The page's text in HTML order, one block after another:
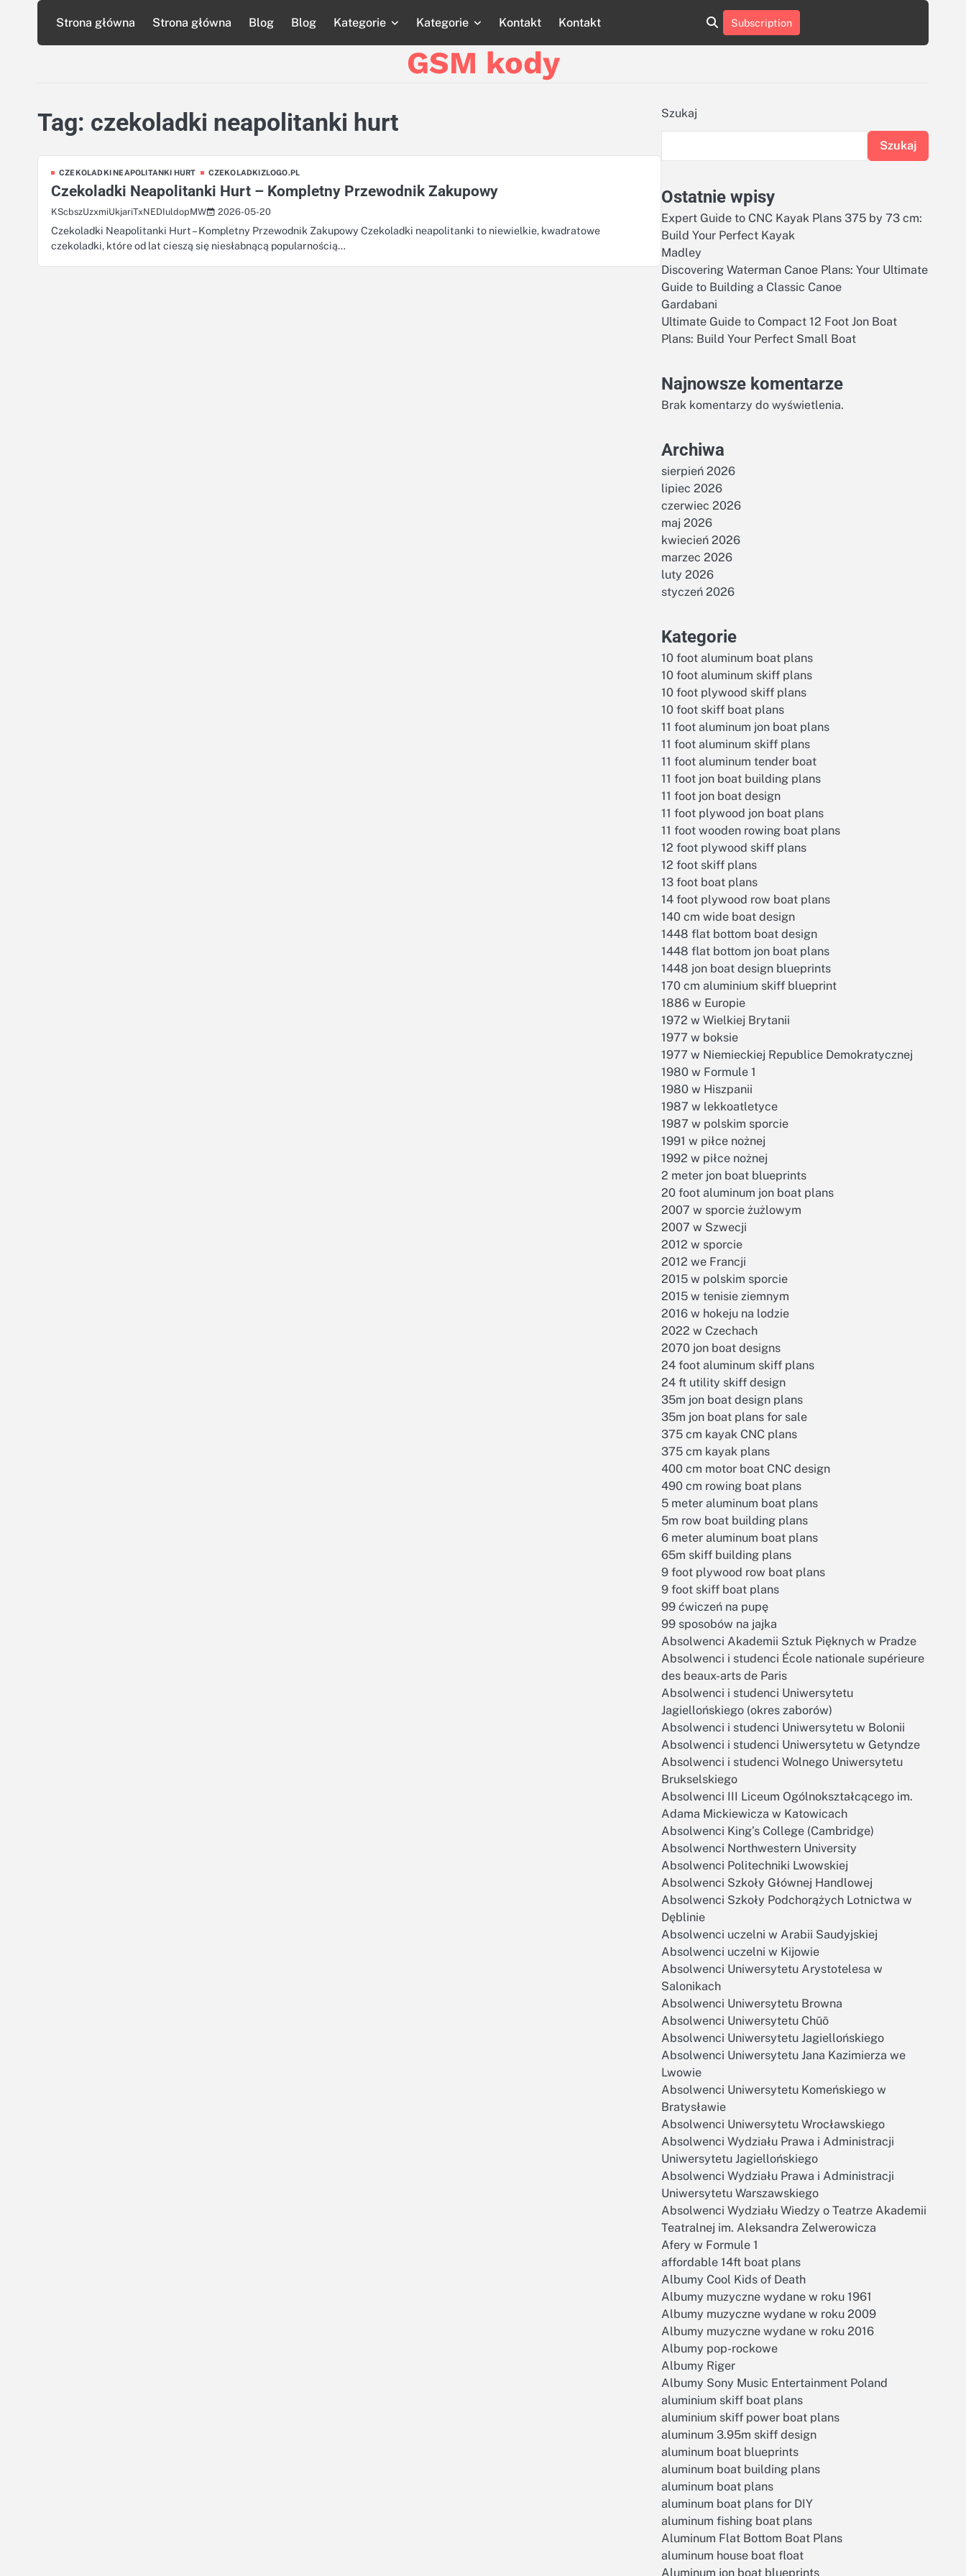
content
Strona główna Strona główna Blog Blog Kategorie Kategorie Kontakt Kontakt
główna
główna
aluminumboatplans.com
aluminumboatplans.com
Kontakt
Kontakt
Subscription
GSM kody
Tag: czekoladki neapolitanki hurt
CZEKOLADKI NEAPOLITANKI HURT CZEKOLADKIZLOGO.PL
Czekoladki Neapolitanki Hurt – Kompletny Przewodnik Zakupowy
KScbszUzxmiUkjariTxNEDIuldopMW 2026-05-20
Czekoladki Neapolitanki Hurt – Kompletny Przewodnik Zakupowy Czekoladki neapolitanki to niewielkie, kwadratowe
czekoladki, które od lat cieszą się niesłabnącą popularnością…
Szukaj
Szukaj
Ostatnie wpisy
Expert Guide to CNC Kayak Plans 375 by 73 cm:
Build Your Perfect Kayak
Madley
Discovering Waterman Canoe Plans: Your Ultimate
Guide to Building a Classic Canoe
Gardabani
Ultimate Guide to Compact 12 Foot Jon Boat
Plans: Build Your Perfect Small Boat
Najnowsze komentarze
Brak komentarzy do wyświetlenia.
Archiwa
sierpień 2026
lipiec 2026
czerwiec 2026
maj 2026
kwiecień 2026
marzec 2026
luty 2026
styczeń 2026
Kategorie
10 foot aluminum boat plans
10 foot aluminum skiff plans
10 foot plywood skiff plans
10 foot skiff boat plans
11 foot aluminum jon boat plans
11 foot aluminum skiff plans
11 foot aluminum tender boat
11 foot jon boat building plans
11 foot jon boat design
11 foot plywood jon boat plans
11 foot wooden rowing boat plans
12 foot plywood skiff plans
12 foot skiff plans
13 foot boat plans
14 foot plywood row boat plans
140 cm wide boat design
1448 flat bottom boat design
1448 flat bottom jon boat plans
1448 jon boat design blueprints
170 cm aluminium skiff blueprint
1886 w Europie
1972 w Wielkiej Brytanii
1977 w boksie
1977 w Niemieckiej Republice Demokratycznej
1980 w Formule 1
1980 w Hiszpanii
1987 w lekkoatletyce
1987 w polskim sporcie
1991 w piłce nożnej
1992 w piłce nożnej
2 meter jon boat blueprints
20 foot aluminum jon boat plans
2007 w sporcie żużlowym
2007 w Szwecji
2012 w sporcie
2012 we Francji
2015 w polskim sporcie
2015 w tenisie ziemnym
2016 w hokeju na lodzie
2022 w Czechach
2070 jon boat designs
24 foot aluminum skiff plans
24 ft utility skiff design
35m jon boat design plans
35m jon boat plans for sale
375 cm kayak CNC plans
375 cm kayak plans
400 cm motor boat CNC design
490 cm rowing boat plans
5 meter aluminum boat plans
5m row boat building plans
6 meter aluminum boat plans
65m skiff building plans
9 foot plywood row boat plans
9 foot skiff boat plans
99 ćwiczeń na pupę
99 sposobów na jajka
Absolwenci Akademii Sztuk Pięknych w Pradze
Absolwenci i studenci École nationale supérieure
des beaux-arts de Paris
Absolwenci i studenci Uniwersytetu
Jagiellońskiego (okres zaborów)
Absolwenci i studenci Uniwersytetu w Bolonii
Absolwenci i studenci Uniwersytetu w Getyndze
Absolwenci i studenci Wolnego Uniwersytetu
Brukselskiego
Absolwenci III Liceum Ogólnokształcącego im.
Adama Mickiewicza w Katowicach
Absolwenci King’s College (Cambridge)
Absolwenci Northwestern University
Absolwenci Politechniki Lwowskiej
Absolwenci Szkoły Głównej Handlowej
Absolwenci Szkoły Podchorążych Lotnictwa w
Dęblinie
Absolwenci uczelni w Arabii Saudyjskiej
Absolwenci uczelni w Kijowie
Absolwenci Uniwersytetu Arystotelesa w
Salonikach
Absolwenci Uniwersytetu Browna
Absolwenci Uniwersytetu Chūō
Absolwenci Uniwersytetu Jagiellońskiego
Absolwenci Uniwersytetu Jana Kazimierza we
Lwowie
Absolwenci Uniwersytetu Komeńskiego w
Bratysławie
Absolwenci Uniwersytetu Wrocławskiego
Absolwenci Wydziału Prawa i Administracji
Uniwersytetu Jagiellońskiego
Absolwenci Wydziału Prawa i Administracji
Uniwersytetu Warszawskiego
Absolwenci Wydziału Wiedzy o Teatrze Akademii
Teatralnej im. Aleksandra Zelwerowicza
Afery w Formule 1
affordable 14ft boat plans
Albumy Cool Kids of Death
Albumy muzyczne wydane w roku 1961
Albumy muzyczne wydane w roku 2009
Albumy muzyczne wydane w roku 2016
Albumy pop-rockowe
Albumy Riger
Albumy Sony Music Entertainment Poland
aluminium skiff boat plans
aluminium skiff power boat plans
aluminum 3.95m skiff design
aluminum boat blueprints
aluminum boat building plans
aluminum boat plans
aluminum boat plans for DIY
aluminum fishing boat plans
Aluminum Flat Bottom Boat Plans
aluminum house boat float
Aluminum jon boat blueprints